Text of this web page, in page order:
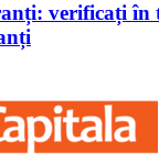
verificați în